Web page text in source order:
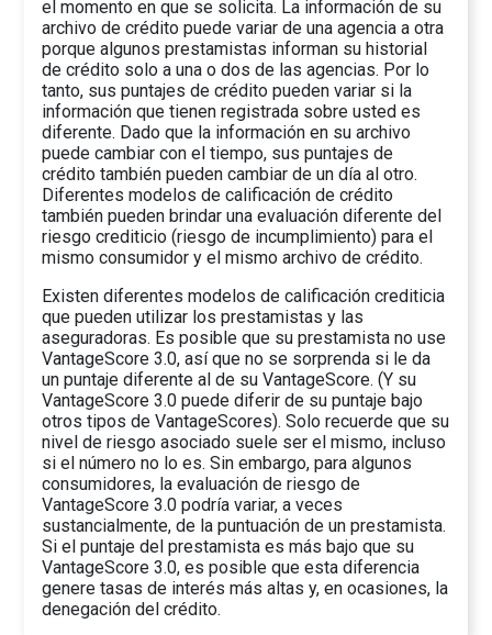
el momento en que se solicita. La información de su
archivo de crédito puede variar de una agencia a otra
porque algunos prestamistas informan su historial
de crédito solo a una o dos de las agencias. Por lo
tanto, sus puntajes de crédito pueden variar si la
información que tienen registrada sobre usted es
diferente. Dado que la información en su archivo
puede cambiar con el tiempo, sus puntajes de
crédito también pueden cambiar de un día al otro.
Diferentes modelos de calificación de crédito
también pueden brindar una evaluación diferente del
riesgo crediticio (riesgo de incumplimiento) para el
mismo consumidor y el mismo archivo de crédito.
Existen diferentes modelos de calificación crediticia
que pueden utilizar los prestamistas y las
aseguradoras. Es posible que su prestamista no use
VantageScore 3.0, así que no se sorprenda si le da
un puntaje diferente al de su VantageScore. (Y su
VantageScore 3.0 puede diferir de su puntaje bajo
otros tipos de VantageScores). Solo recuerde que su
nivel de riesgo asociado suele ser el mismo, incluso
si el número no lo es. Sin embargo, para algunos
consumidores, la evaluación de riesgo de
VantageScore 3.0 podría variar, a veces
sustancialmente, de la puntuación de un prestamista.
Si el puntaje del prestamista es más bajo que su
VantageScore 3.0, es posible que esta diferencia
genere tasas de interés más altas y, en ocasiones, la
denegación del crédito.